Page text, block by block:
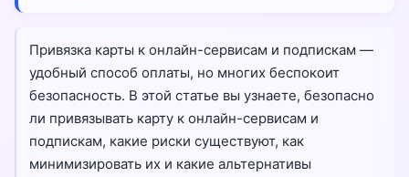
Привязка карты к онлайн-сервисам и подпискам —
удобный способ оплаты, но многих беспокоит
безопасность. В этой статье вы узнаете, безопасно
ли привязывать карту к онлайн-сервисам и
подпискам, какие риски существуют, как
минимизировать их и какие альтернативы